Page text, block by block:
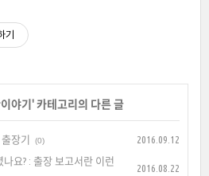
기
야기 ' 카테고리의 다른 글
장기 (0)
2016.09.12
요? : 출장 보고서란 이런
2016.08.22